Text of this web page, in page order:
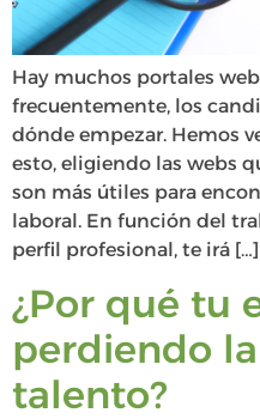
Hay muchos portales
frecuentemente, los
dónde empezar. Hemos
esto, eligiendo las webs
son más útiles para
laboral. En función del
perfil profesional, te irá […]
¿Por qué tu
perdiendo
talento?